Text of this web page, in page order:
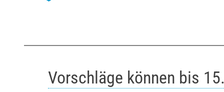
Vorschläge können bis